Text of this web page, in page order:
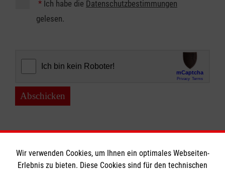
* Ich habe die Datenschutzbestimmungen
gelesen.
Abschicken
Wir verwenden Cookies, um Ihnen ein optimales Webseiten-
Erlebnis zu bieten. Diese Cookies sind für den technischen